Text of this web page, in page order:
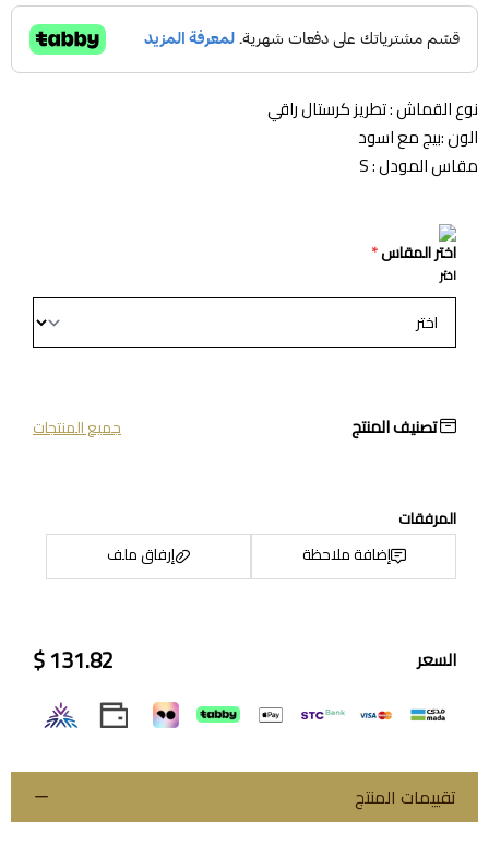
نوع القماش : تطريز كرستال راقي
الون :بيج مع اسود
مقاس المودل : S
اختر المقاس*
اختر
تصنيف المنتج جميع المنتجات
المرفقات
إضافة ملاحظة
إرفاق ملف
السعر 131.82 $
تقييمات المنتج